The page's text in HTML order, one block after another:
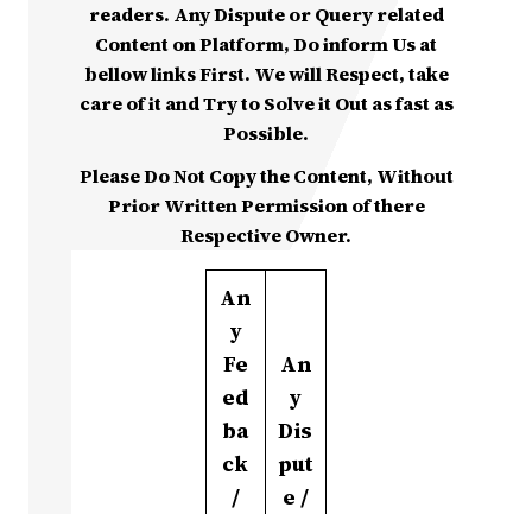
readers. Any Dispute or Query related
Content on Platform, Do inform Us at
bellow links First. We will Respect, take
care of it and Try to Solve it Out as fast as
Possible.
Please Do Not Copy the Content, Without
Prior Written Permission of there
Respective Owner.
An
y
Fe
ed
ba
ck
/
An
y
Dis
put
e /